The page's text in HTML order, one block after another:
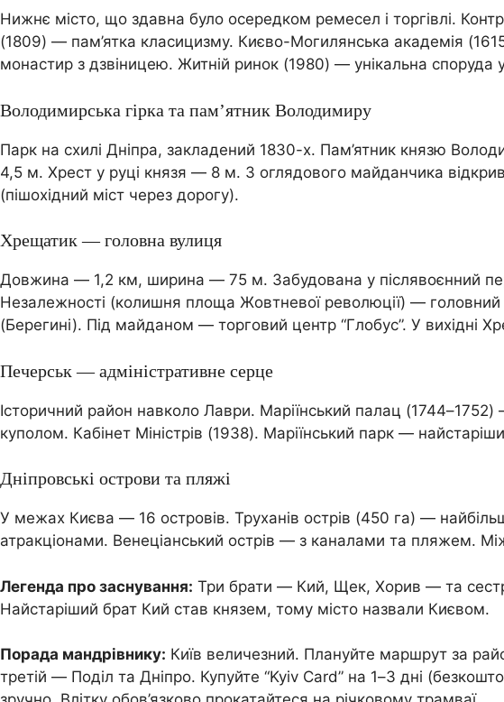
Нижнє місто, що здавна було осередком ремесел і торгівлі.
(1809) — пам’ятка класицизму. Києво-Могилянська академія
монастир з дзвіницею. Житній ринок (1980) — унікальна споруда у
Володимирська гірка та пам’ятник Володимиру
Парк на схилі Дніпра, закладений 1830-х. Пам’ятник князю
4,5 м. Хрест у руці князя — 8 м. З оглядового майданчика
(пішохідний міст через дорогу).
Хрещатик — головна вулиця
Довжина — 1,2 км, ширина — 75 м. Забудована у післявоєнний
Незалежності (колишня площа Жовтневої революції) —
(Берегині). Під майданом — торговий центр “Глобус”. У вихідні
Печерськ — адміністративне серце
Історичний район навколо Лаври. Маріїнський палац
куполом. Кабінет Міністрів (1938). Маріїнський парк —
Дніпровські острови та пляжі
У межах Києва — 16 островів. Труханів острів (450 га) —
атракціонами. Венеціанський острів — з каналами та пляжем.
Легенда про заснування: Три брати — Кий, Щек, Хорив — та
Найстаріший брат Кий став князем, тому місто назвали Києвом.
Порада мандрівнику: Київ величезний. Плануйте маршрут за
третій — Поділ та Дніпро. Купуйте “Kyiv Card” на 1–3 дні